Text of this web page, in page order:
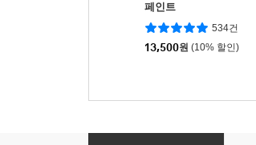
페인트
534건
13,500원 (10% 할인)